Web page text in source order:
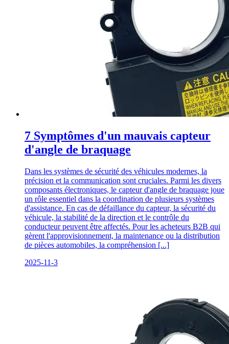
7 Symptômes d'un mauvais capteur
d'angle de braquage
Dans les systèmes de sécurité des véhicules modernes, la
précision et la communication sont cruciales. Parmi les divers
composants électroniques, le capteur d'angle de braquage joue
un rôle essentiel dans la coordination de plusieurs systèmes
d'assistance. En cas de défaillance du capteur, la sécurité du
véhicule, la stabilité de la direction et le contrôle du
conducteur peuvent être affectés. Pour les acheteurs B2B qui
gèrent l'approvisionnement, la maintenance ou la distribution
de pièces automobiles, la compréhension [...]
2025-11-3